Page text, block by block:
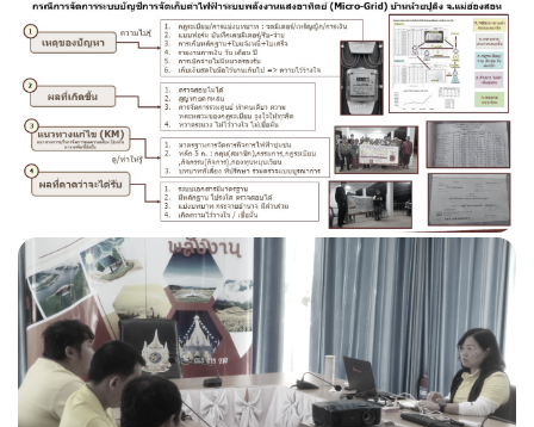
บริหารทรัพยากรบุคคล
นโยบายการบริหารทรัพยากรบุคคล
การดำเนินการตามนโยบายการบริหารทรัพยากร
บุคคล
หลักเกณฑ์การบริหารและการพัฒนาทรัพยากร
บุคคล
รายงานผลการบริหารและการพัฒนาทรัพยากร
บุคคลประจำปี